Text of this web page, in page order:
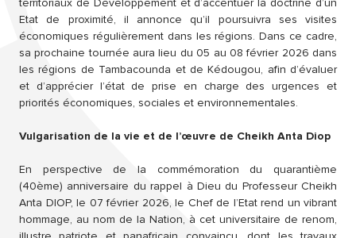
territoriaux de Développement et d’accentuer la doctrine d’un
Etat de proximité, il annonce qu’il poursuivra ses visites
économiques régulièrement dans les régions. Dans ce cadre,
sa prochaine tournée aura lieu du 05 au 08 février 2026 dans
les régions de Tambacounda et de Kédougou, afin d’évaluer
et d’apprécier l’état de prise en charge des urgences et
priorités économiques, sociales et environnementales.
Vulgarisation de la vie et de l’œuvre de Cheikh Anta Diop
En perspective de la commémoration du quarantième
(40ème) anniversaire du rappel à Dieu du Professeur Cheikh
Anta DIOP, le 07 février 2026, le Chef de l’Etat rend un vibrant
hommage, au nom de la Nation, à cet universitaire de renom,